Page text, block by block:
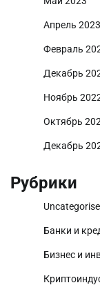
Апрель 2023
Февраль
Декабрь
Ноябрь
Октябрь
Декабрь
Рубрики
Банки и
Бизнес и